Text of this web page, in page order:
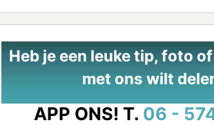
Heb je een leuke tip, foto
met ons wilt
APP ONS! T. 06 -